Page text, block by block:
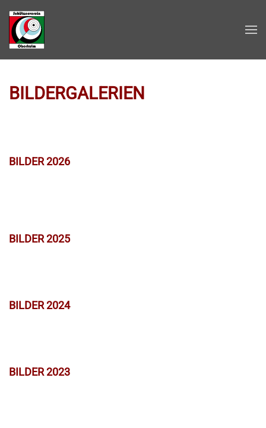
Zum Hauptinhalt springen
BILDERGALERIEN
BILDER 2026
BILDER 2025
BILDER 2024
BILDER 2023